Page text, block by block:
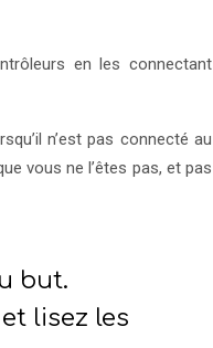
en les connectant
n’est pas connecté au
vous ne l’êtes pas, et pas
but.
lisez les